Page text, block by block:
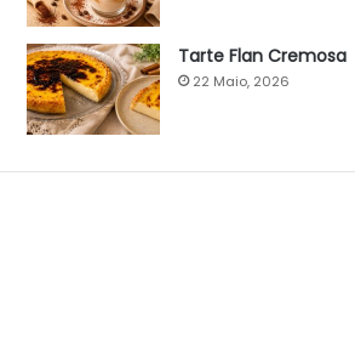
Tarte Flan Cremosa
22 Maio, 2026